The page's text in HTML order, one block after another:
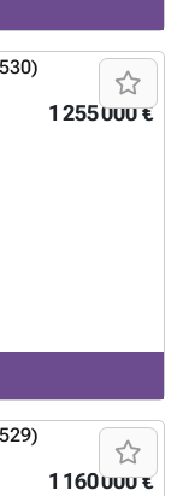
1 255 000 €
1 160 000 €